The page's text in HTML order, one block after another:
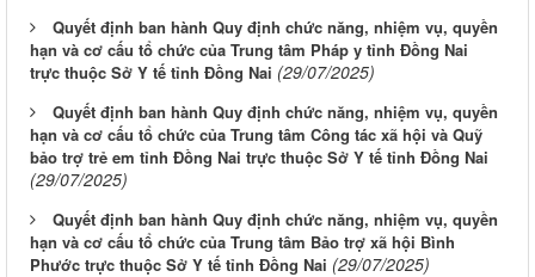
Quyết định ban hành Quy định chức năng, nhiệm vụ, quyền
hạn và cơ cấu tổ chức của Trung tâm Pháp y tỉnh Đồng Nai
trực thuộc Sở Y tế tỉnh Đồng Nai (29/07/2025)
Quyết định ban hành Quy định chức năng, nhiệm vụ, quyền
hạn và cơ cấu tổ chức của Trung tâm Công tác xã hội và Quỹ
bảo trợ trẻ em tỉnh Đồng Nai trực thuộc Sở Y tế tỉnh Đồng Nai
(29/07/2025)
Quyết định ban hành Quy định chức năng, nhiệm vụ, quyền
hạn và cơ cấu tổ chức của Trung tâm Bảo trợ xã hội Bình
Phước trực thuộc Sở Y tế tỉnh Đồng Nai (29/07/2025)